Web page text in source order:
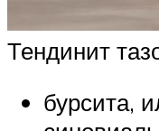
Тендинит
бурсита,